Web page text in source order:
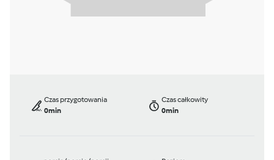
Czas przygotowania
0min
Czas całkowity
0min